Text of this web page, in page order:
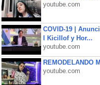
youtube.com
COVID-19 |
l Kicillof y Hor...
youtube.com
REMODELANDO
youtube.com